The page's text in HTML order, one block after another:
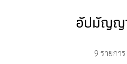
อัปมัญญ
9 รายการ